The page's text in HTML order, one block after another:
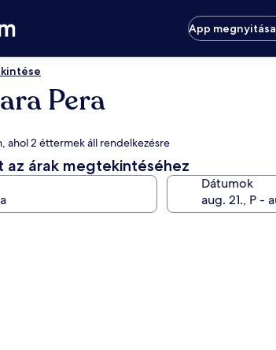
App megnyitása
Pera
ahol 2 éttermek áll rendelkezésre
az árak megtekintéséhez
Dátumok